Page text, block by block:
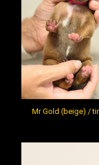
Mr Gold (beige) /